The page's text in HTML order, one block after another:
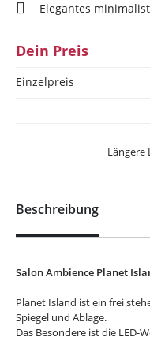
Elegantes
Dein Preis
Einzelpreis
Längere
Beschreibung
Salon Ambience Planet
Planet Island ist ein frei
Spiegel und Ablage.
Das Besondere ist die LED-